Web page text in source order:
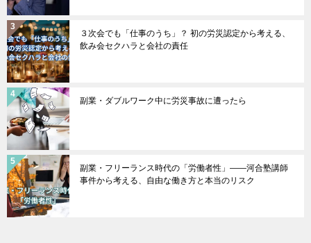
３次会でも「仕事のうち」？ 初の労災認定から考える、
飲み会セクハラと会社の責任
副業・ダブルワーク中に労災事故に遭ったら
副業・フリーランス時代の「労働者性」――河合塾講師
事件から考える、自由な働き方と本当のリスク